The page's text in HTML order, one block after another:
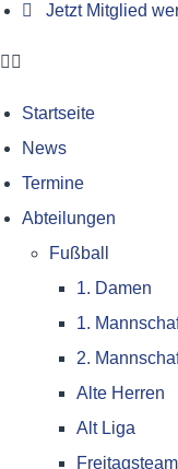
Jetzt Mitglied
Startseite
News
Termine
Abteilungen
Fußball
1. Damen
1.
2.
Alte Herren
Alt Liga
Freitagsteam